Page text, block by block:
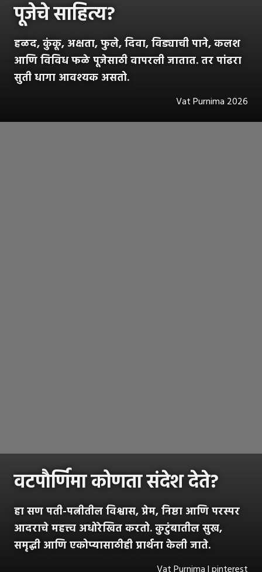
पूजेचे साहित्य?
हळद, कुंकू, अक्षता, फुले, दिवा, विड्याची पाने, कलश
आणि विविध फळे पूजेसाठी वापरली जातात. तर पांढरा
सुती धागा आवश्यक असतो.
Vat Purnima 2026
वटपौर्णिमा कोणता संदेश देते?
हा सण पती-पत्नीतील विश्वास, प्रेम, निष्ठा आणि परस्पर
आदराचे महत्त्व अधोरेखित करतो. कुटुंबातील सुख,
समृद्धी आणि एकोप्यासाठीही प्रार्थना केली जाते.